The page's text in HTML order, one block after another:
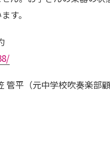
す。
管平（元中学校吹奏楽部